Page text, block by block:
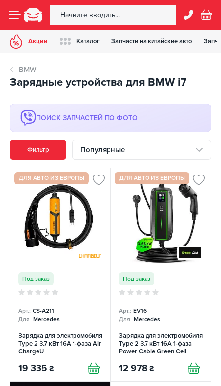
Акции Каталог Запчасти на китайские авто
BMW
Зарядные устройства для BMW i7
ПОИСК ЗАПЧАСТЕЙ ПО ФОТО
Фильтр Популярные
ДЛЯ АВТО ИЗ ЕВРОПЫ
Под заказ
Арт.: CS-A211
Для Mercedes
Зарядка для электромобиля
Type 2 3.7 кВт 16А 1-фаза Air
ChargeU
19 335 ₴
ДЛЯ АВТО ИЗ ЕВРОПЫ
Под заказ
Арт.: EV16
Для Mercedes
Зарядка для электромобиля
Type 2 3.7 кВт 16А 1-фаза
Power Cable Green Cell
12 978 ₴